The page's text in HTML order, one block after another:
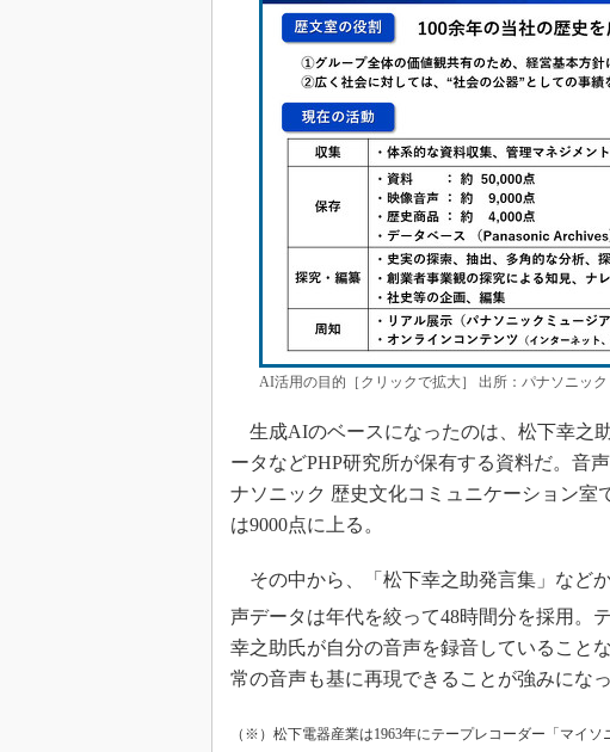
AI活用の目的［クリックで拡大］ 出所：パナソニッ
生成AIのベースになったのは、松下幸之
ータなどPHP研究所が保有する資料だ。音
ナソニック 歴史文化コミュニケーション室
は9000点に上る。
その中から、「松下幸之助発言集」など
声データは年代を絞って48時間分を採用。
幸之助氏が自分の音声を録音していること
常の音声も基に再現できることが強みにな
（※）松下電器産業は1963年にテープレコーダー「マイ